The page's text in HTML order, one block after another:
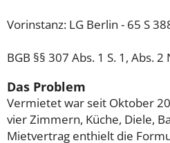
Vorinstanz: LG Berlin - 65 S
BGB §§ 307 Abs. 1 S. 1, Abs. 2
Das Problem
Vermietet war seit Oktober
vier Zimmern, Küche, Diele,
Mietvertrag enthielt die